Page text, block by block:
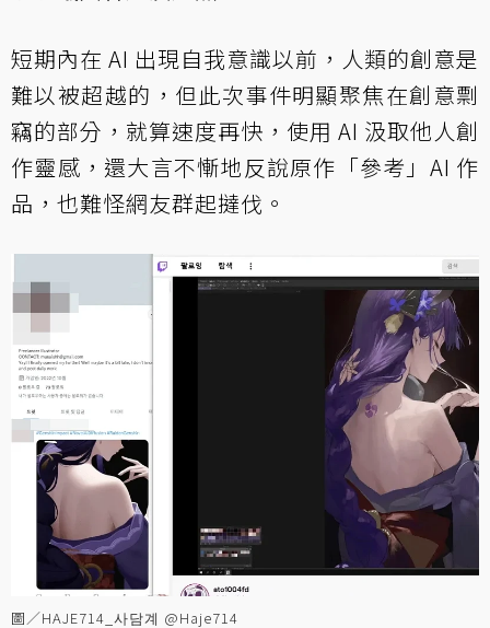
短期內在 AI 出現自我意識以前，人類的創意是
難以被超越的，但此次事件明顯聚焦在創意剽
竊的部分，就算速度再快，使用 AI 汲取他人創
作靈感，還大言不慚地反說原作「參考」AI 作
品，也難怪網友群起撻伐。
圖／HAJE714_사담계 @Haje714